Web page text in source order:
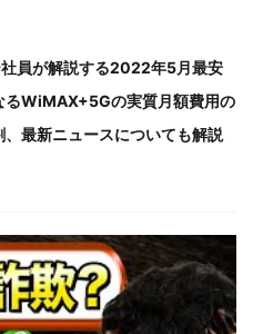
員が解説する2022年5月最安
るWiMAX+5Gの実質月額費用の
最新ニュースについても解説